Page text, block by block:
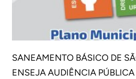
SANEAMENTO BÁSICO DE
ENSEJA AUDIÊNCIA PÚBLICA